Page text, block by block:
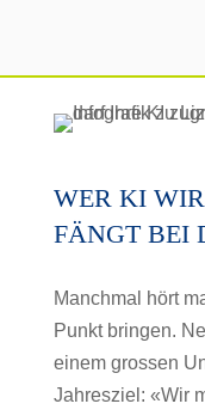
WER KI
FÄNGT BEI
Manchmal hört
Punkt bringen.
einem grossen
Jahresziel: «Wir